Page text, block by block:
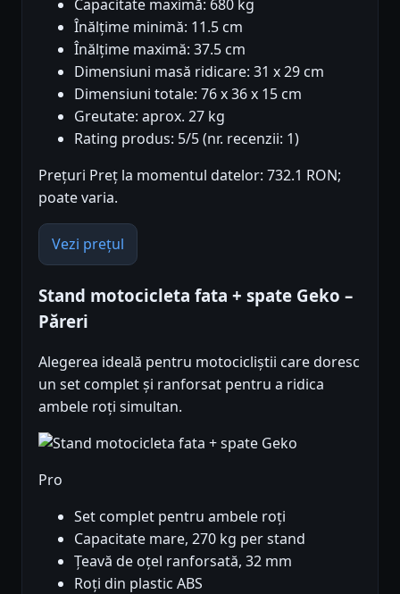
Capacitate maximă: 680 kg
Înălțime minimă: 11.5 cm
Înălțime maximă: 37.5 cm
Dimensiuni masă ridicare: 31 x 29 cm
Dimensiuni totale: 76 x 36 x 15 cm
Greutate: aprox. 27 kg
Rating produs: 5/5 (nr. recenzii: 1)
Prețuri Preț la momentul datelor: 732.1 RON;
poate varia.
Vezi prețul
Stand motocicleta fata + spate Geko –
Păreri
Alegerea ideală pentru motocicliștii care doresc
un set complet și ranforsat pentru a ridica
ambele roți simultan.
Pro
Set complet pentru ambele roți
Capacitate mare, 270 kg per stand
Țeavă de oțel ranforsată, 32 mm
Roți din plastic ABS